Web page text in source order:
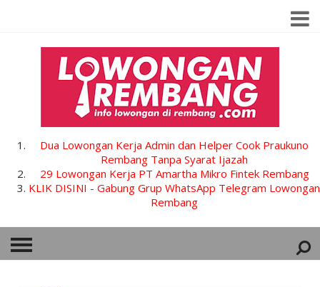
Dua Lowongan Kerja Admin dan Helper Cook Praukuno
Rembang Tanpa Syarat Ijazah
29 Lowongan Kerja PT Amartha Mikro Fintek Rembang
KLIK DISINI - Gabung Grup WhatsApp Telegram Lowongan
Rembang